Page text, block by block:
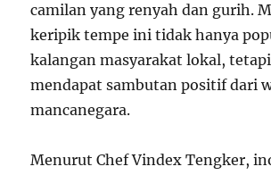
camilan yang renyah dan gurih.
keripik tempe ini tidak hanya
kalangan masyarakat lokal,
mendapat sambutan positif dari
mancanegara.
Menurut Chef Vindex Tengker,